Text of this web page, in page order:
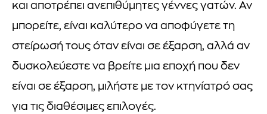
και αποτρέπει ανεπιθύμητες γέννες γατών. Αν
μπορείτε, είναι καλύτερο να αποφύγετε τη
στείρωσή τους όταν είναι σε έξαρση, αλλά αν
δυσκολεύεστε να βρείτε μια εποχή που δεν
είναι σε έξαρση, μιλήστε με τον κτηνίατρό σας
για τις διαθέσιμες επιλογές.